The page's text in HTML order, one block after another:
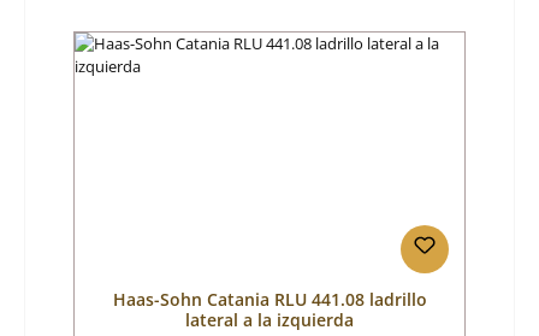
Haas-Sohn Catania RLU 441.08 ladrillo
lateral a la izquierda